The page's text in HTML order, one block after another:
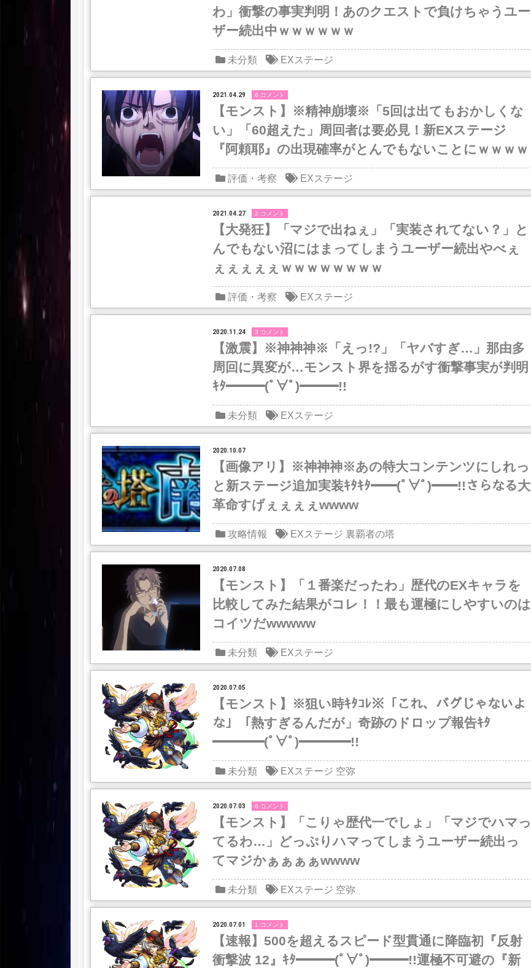
わ」衝撃の事実判明！あのクエストで負けちゃうユー
ザー続出中ｗｗｗｗｗｗ
未分類 EXステージ
2021.04.29 6 コメント
【モンスト】※精神崩壊※「5回は出てもおかしくな
い」「60超えた」周回者は要必見！新EXステージ
『阿頼耶』の出現確率がとんでもないことにｗｗｗｗ
ｗｗｗｗｗ
評価・考察 EXステージ
2021.04.27 2 コメント
【大発狂】「マジで出ねぇ」「実装されてない？」と
んでもない沼にはまってしまうユーザー続出やべぇ
ぇぇぇぇぇｗｗｗｗｗｗｗｗ
評価・考察 EXステージ
2020.11.24 3 コメント
【激震】※神神神※「えっ!?」「ヤバすぎ…」那由多
周回に異変が…モンスト界を揺るがす衝撃事実が判明
ｷﾀ━━━(ﾟ∀ﾟ)━━━!!
未分類 EXステージ
2020.10.07
【画像アリ】※神神神※あの特大コンテンツにしれっ
と新ステージ追加実装ｷﾀｷﾀ━━(ﾟ∀ﾟ)━━!!さらなる大
革命すげぇぇぇぇwwww
攻略情報 EXステージ 裏覇者の塔
2020.07.08
【モンスト】「１番楽だったわ」歴代のEXキャラを
比較してみた結果がコレ！！最も運極にしやすいのは
コイツだwwwww
未分類 EXステージ
2020.07.05
【モンスト】※狙い時ｷﾀｺﾚ※「これ、バグじゃないよ
な」「熱すぎるんだが」奇跡のドロップ報告ｷﾀ
━━━━(ﾟ∀ﾟ)━━━━!!
未分類 EXステージ 空弥
2020.07.03 6 コメント
【モンスト】「こりゃ歴代一でしょ」「マジでハマっ
てるわ…」どっぷりハマってしまうユーザー続出っ
てマジかぁぁぁぁwwww
未分類 EXステージ 空弥
2020.07.01 1 コメント
【速報】500を超えるスピード型貫通に降臨初『反射
衝撃波 12』ｷﾀ━━━(ﾟ∀ﾟ)━━━!!運極不可避の『新